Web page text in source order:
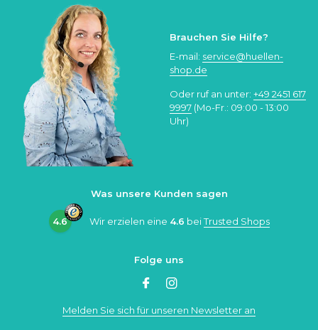
Brauchen Sie Hilfe?
E-mail: service@huellen-
shop.de
Oder ruf an unter: +49 2451 617
9997 (Mo-Fr.: 09:00 - 13:00
Uhr)
Was unsere Kunden sagen
4.6 Wir erzielen eine 4.6 beiTrusted Shops
Folge uns
Melden Sie sich für unseren Newsletter an